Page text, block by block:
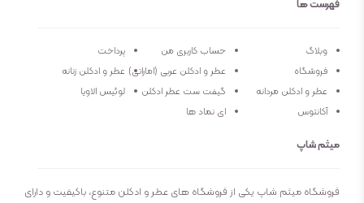
فهرست ها
وبلاگ حساب کاربری من
پرداخت
فروشگاه
عطر و ادکلن عربی (اماراتی) عطر و ادکلن زنانه
عطر و ادکلن مردانه
گیفت ست عطر ادکلن
لوئیس الاویا
آکانتوس
ای نماد ها
میثم شاپ
فروشگاه میثم شاپ یکی از فروشگاه های عطر و ادکلن متنوع، باکیفیت و دارای